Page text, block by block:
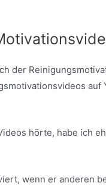
der
auf
hörte, habe ich
wenn er anderen